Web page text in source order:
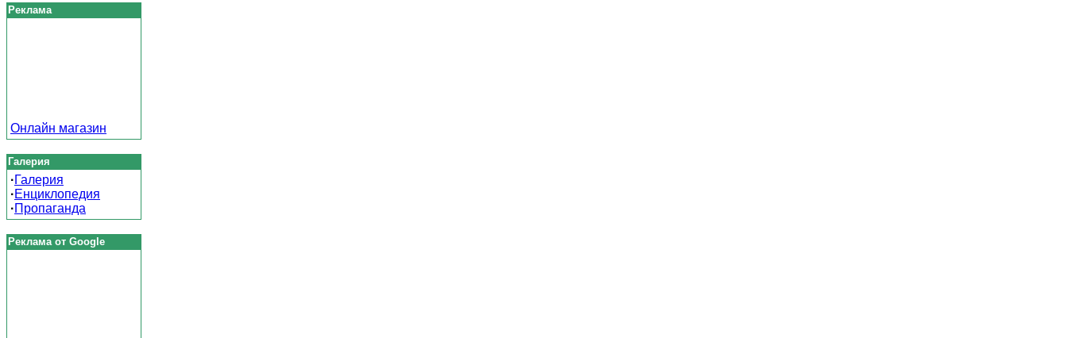
Реклама
Онлайн магазин
Галерия
·Галерия
·Енциклопедия
·Пропаганда
Реклама от Google